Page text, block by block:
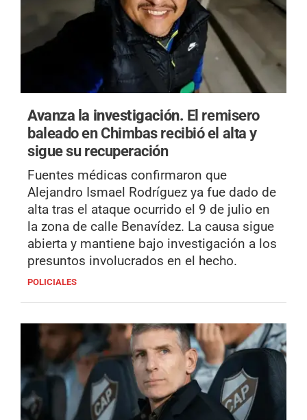
Avanza la investigación. El remisero
baleado en Chimbas recibió el alta y
sigue su recuperación
Fuentes médicas confirmaron que
Alejandro Ismael Rodríguez ya fue dado de
alta tras el ataque ocurrido el 9 de julio en
la zona de calle Benavídez. La causa sigue
abierta y mantiene bajo investigación a los
presuntos involucrados en el hecho.
POLICIALES